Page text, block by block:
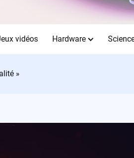
vidéos Hardware
»